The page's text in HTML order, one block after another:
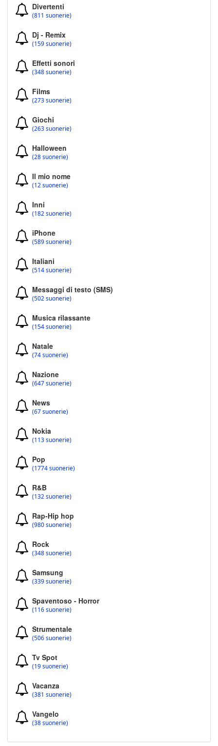
Divertenti
(811 suonerie)
Dj - Remix
(159 suonerie)
Effetti sonori
(348 suonerie)
Films
(273 suonerie)
Giochi
(263 suonerie)
Halloween
(28 suonerie)
Il mio nome
(12 suonerie)
Inni
(182 suonerie)
iPhone
(589 suonerie)
Italiani
(514 suonerie)
Messaggi di testo (SMS)
(502 suonerie)
Musica rilassante
(154 suonerie)
Natale
(74 suonerie)
Nazione
(647 suonerie)
News
(67 suonerie)
Nokia
(113 suonerie)
Pop
(1774 suonerie)
R&B
(132 suonerie)
Rap-Hip hop
(980 suonerie)
Rock
(348 suonerie)
Samsung
(339 suonerie)
Spaventoso - Horror
(116 suonerie)
Strumentale
(506 suonerie)
Tv Spot
(19 suonerie)
Vacanza
(381 suonerie)
Vangelo
(38 suonerie)